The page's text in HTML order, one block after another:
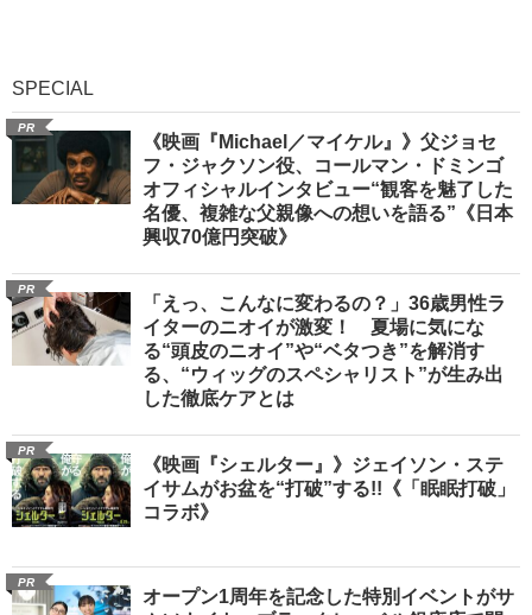
SPECIAL
PR
《映画『Michael／マイケル』》父ジョセ
フ・ジャクソン役、コールマン・ドミンゴ
オフィシャルインタビュー“観客を魅了した
名優、複雑な父親像への想いを語る”《日本
興収70億円突破》
PR
「えっ、こんなに変わるの？」36歳男性ラ
イターのニオイが激変！ 夏場に気にな
る“頭皮のニオイ”や“ベタつき”を解消す
る、“ウィッグのスペシャリスト”が生み出
した徹底ケアとは
PR
《映画『シェルター』》ジェイソン・ステ
イサムがお盆を“打破”する!!《「眠眠打破」
コラボ》
PR
オープン1周年を記念した特別イベントがサ